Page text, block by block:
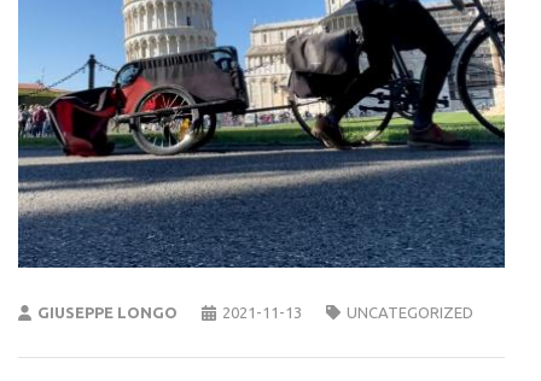
GIUSEPPE LONGO 2021-11-13 UNCATEGORIZED